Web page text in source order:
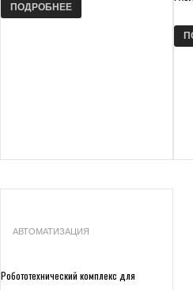
АВТОМАТИЗАЦИЯ
УЧЕНЫЕ «РОСАТОМА» ПРЕДСТАВИЛИ НА
ПОДРОБНЕЕ
Робототехнический комплекс для
АВТОМАТИЗАЦИЯ